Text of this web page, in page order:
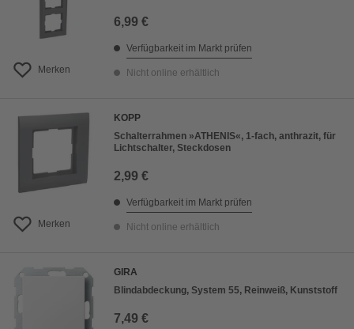
Merken
6,99 €
Verfügbarkeit im Markt prüfen
Nicht online erhältlich
Merken
KOPP
Schalterrahmen »ATHENIS«, 1-fach, anthrazit, für
Lichtschalter, Steckdosen
2,99 €
Verfügbarkeit im Markt prüfen
Nicht online erhältlich
GIRA
Blindabdeckung, System 55, Reinweiß, Kunststoff
7,49 €